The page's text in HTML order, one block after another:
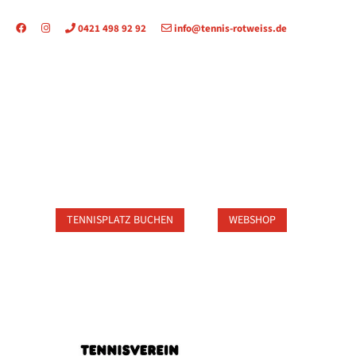
0421 498 92 92 info@tennis-rotweiss.de
TENNISPLATZ BUCHEN WEBSHOP